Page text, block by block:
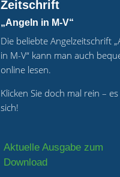
Zeitschrift
„Angeln in M-V“
Die beliebte Angelzeitschrift
in M-V“ kann man auch
online lesen.
Klicken Sie doch mal rein –
sich!
Aktuelle Ausgabe zum
Download